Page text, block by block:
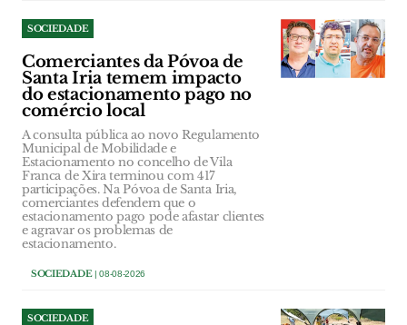
SOCIEDADE
Comerciantes da Póvoa de
Santa Iria temem impacto
do estacionamento pago no
comércio local
A consulta pública ao novo Regulamento
Municipal de Mobilidade e
Estacionamento no concelho de Vila
Franca de Xira terminou com 417
participações. Na Póvoa de Santa Iria,
comerciantes defendem que o
estacionamento pago pode afastar clientes
e agravar os problemas de
estacionamento.
SOCIEDADE| 08-08-2026
SOCIEDADE